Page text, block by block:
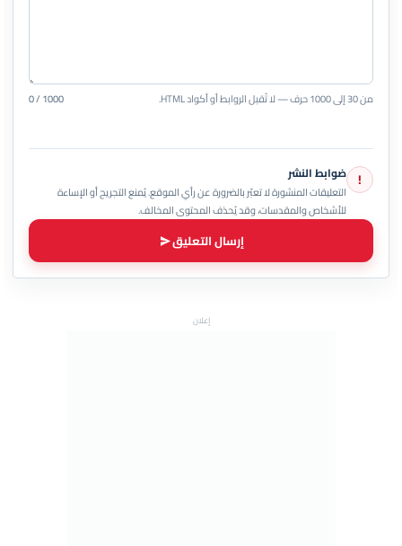
من 30 إلى 1000 حرف — لا تُقبل الروابط أو أكواد HTML. 0 / 1000
! ضوابط النشر
التعليقات المنشورة لا تعبّر بالضرورة عن رأي الموقع. يُمنع التجريح أو الإساءة
للأشخاص والمقدسات، وقد يُحذف المحتوى المخالف.
إرسال التعليق
إعلان